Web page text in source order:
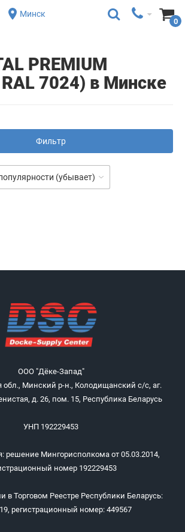
Минск
0
PREMIUM
7024) в Минске
Фильтр
(убывает)
ООО "Дёке-Запад"
обл., Минский р-н., Колодищанский с/с, аг.
д. 26, пом. 15, Республика Беларусь
УНП 192229453
решение Мингорисполкома от 05.03.2014,
номер 192229453
в Торговом Реестре Республики Беларусь:
регистрационный номер: 449567